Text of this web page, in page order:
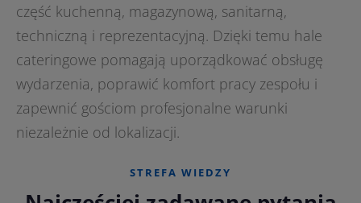
część kuchenną, magazynową, sanitarną,
techniczną i reprezentacyjną. Dzięki temu hale
cateringowe pomagają uporządkować obsługę
wydarzenia, poprawić komfort pracy zespołu i
zapewnić gościom profesjonalne warunki
niezależnie od lokalizacji.
STREFA WIEDZY